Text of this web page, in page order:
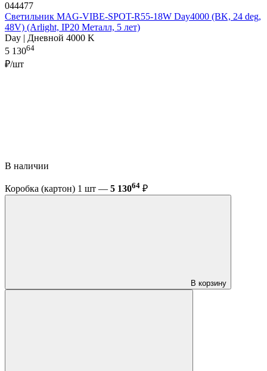
044477
Светильник MAG-VIBE-SPOT-R55-18W Day4000 (BK, 24 deg,
48V) (Arlight, IP20 Металл, 5 лет)
Day | Дневной 4000 K
5 13064
₽/шт
В наличии
Коробка (картон) 1 шт — 5 13064 ₽
В корзину